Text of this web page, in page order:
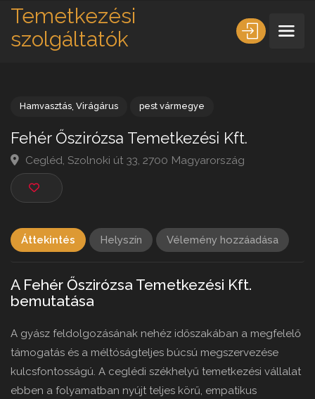
Temetkezési
szolgáltatók
Fehér Őszirózsa Temetkezési Kft.
Cegléd, Szolnoki út 33, 2700 Magyarország
Áttekintés Helyszín Vélemény hozzáadása
A Fehér Őszirózsa Temetkezési Kft.
bemutatása
A gyász feldolgozásának nehéz időszakában a megfelelő
támogatás és a méltóságteljes búcsú megszervezése
kulcsfontosságú. A ceglédi székhelyű temetkezési vállalat
ebben a folyamatban nyújt teljes körű, empatikus